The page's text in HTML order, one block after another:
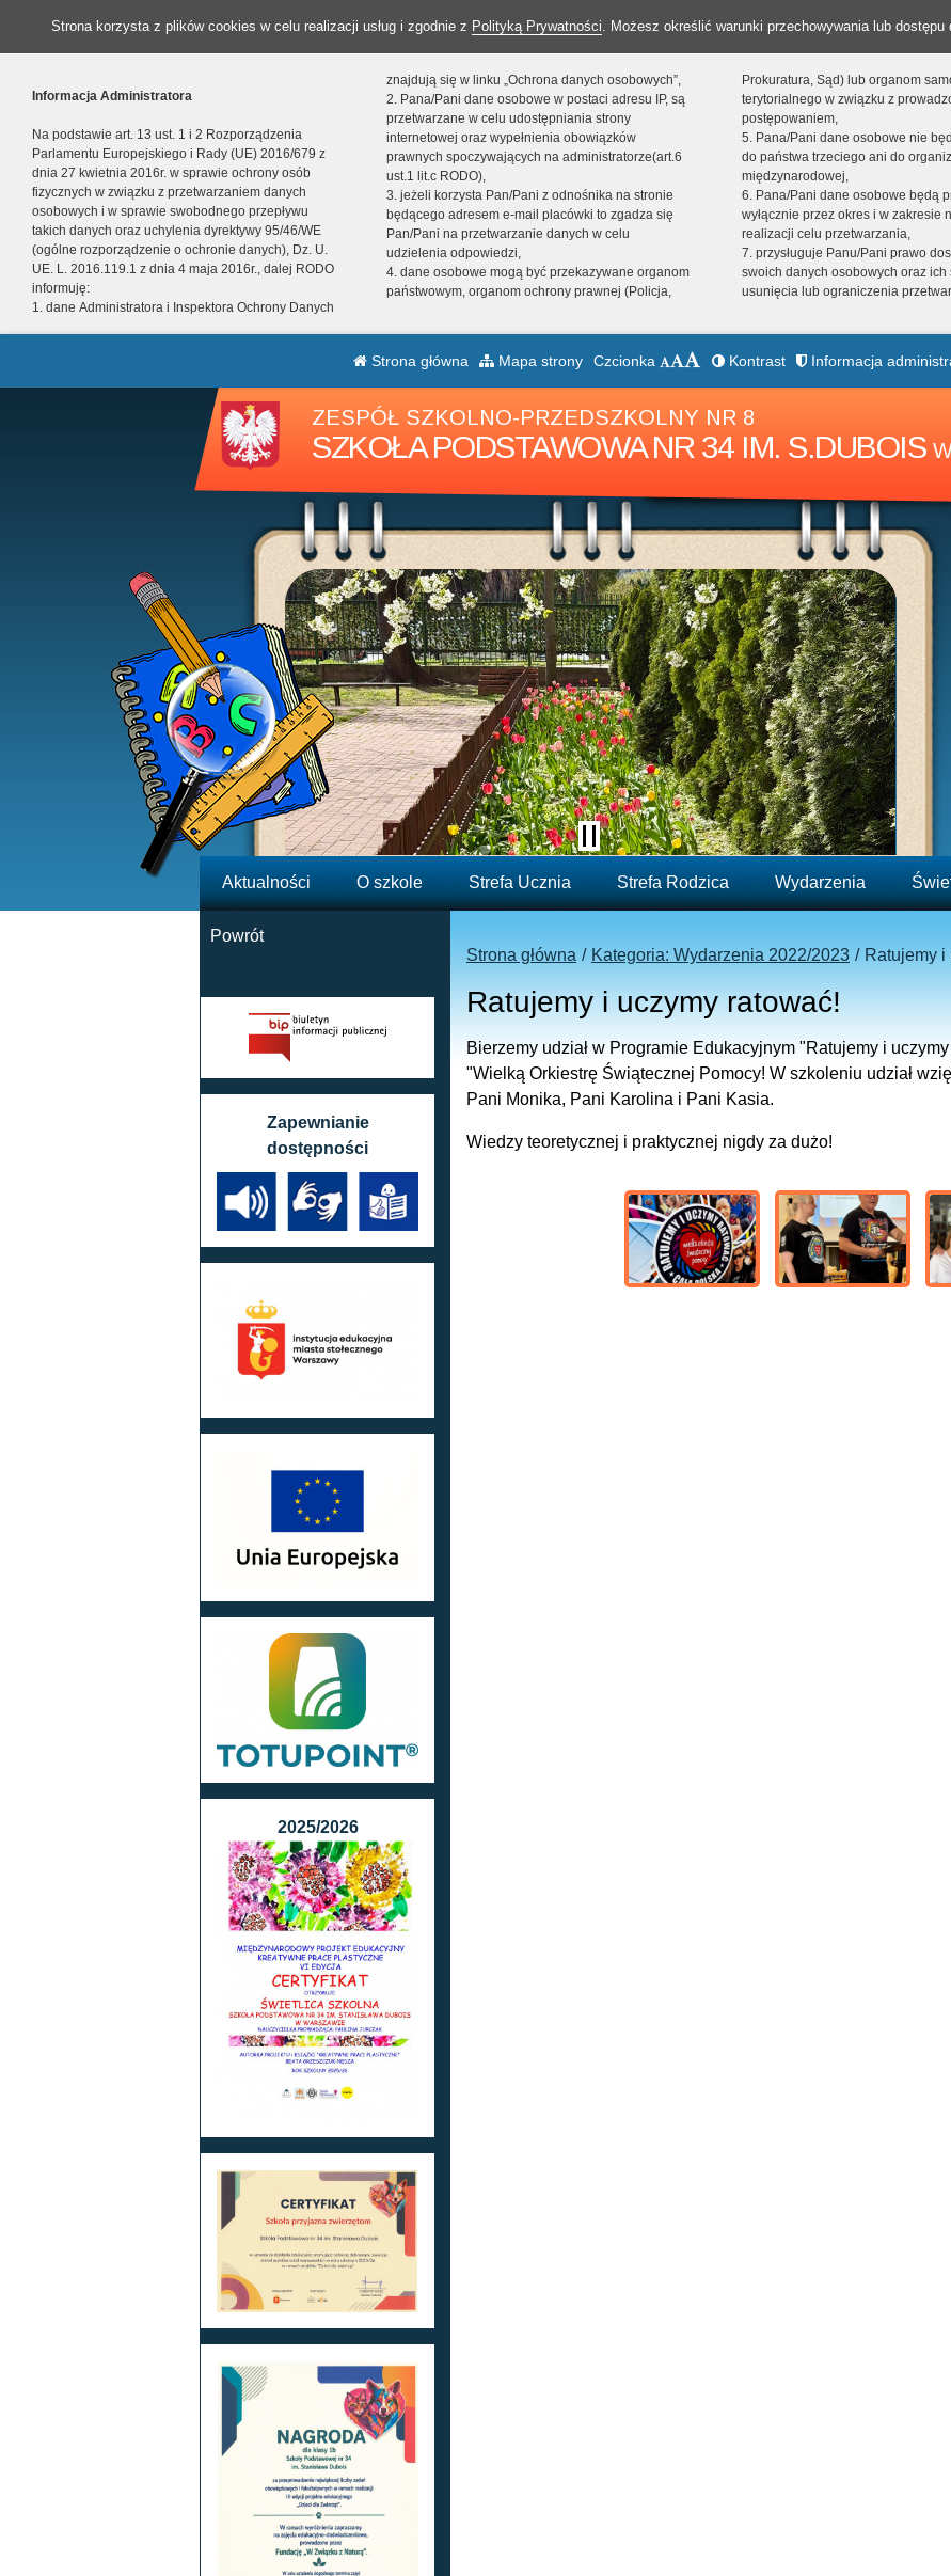
Strona korzysta z plików cookies w celu realizacji usług i zgodnie z Polityką Prywatności. Możesz określić warunki przechowywania lub
Informacja Administratora
Na podstawie art. 13 ust. 1 i 2 Rozporządzenia
Parlamentu Europejskiego i Rady (UE) 2016/679 z
dnia 27 kwietnia 2016r. w sprawie ochrony osób
fizycznych w związku z przetwarzaniem danych
osobowych i w sprawie swobodnego przepływu
takich danych oraz uchylenia dyrektywy 95/46/WE
(ogólne rozporządzenie o ochronie danych), Dz. U.
UE. L. 2016.119.1 z dnia 4 maja 2016r., dalej RODO
informuję:
1. dane Administratora i Inspektora Ochrony Danych
znajdują się w linku „Ochrona danych osobowych”,
2. Pana/Pani dane osobowe w postaci adresu IP, są
przetwarzane w celu udostępniania strony
internetowej oraz wypełnienia obowiązków
prawnych spoczywających na administratorze(art.6
ust.1 lit.c RODO),
3. jeżeli korzysta Pan/Pani z odnośnika na stronie
będącego adresem e-mail placówki to zgadza się
Pan/Pani na przetwarzanie danych w celu
udzielenia odpowiedzi,
4. dane osobowe mogą być przekazywane organom
państwowym, organom ochrony prawnej (Policja,
Prokuratura, Sąd) lub organom
terytorialnego w związku z
postępowaniem,
5. Pana/Pani dane osobowe nie
do państwa trzeciego ani do
międzynarodowej,
6. Pana/Pani dane osobowe będą
wyłącznie przez okres i w zakresie
realizacji celu przetwarzania,
7. przysługuje Panu/Pani prawo
swoich danych osobowych oraz ich
usunięcia lub ograniczenia
Strona główna Mapa strony Czcionka Kontrast Informacja
ZESPÓŁ SZKOLNO-PRZEDSZKOLNY NR 8
SZKOŁA PODSTAWOWA NR 34 IM. S.DUBOIS
Aktualności O szkole Strefa Ucznia Strefa Rodzica Wydarzenia
Strona główna Kategoria: Wydarzenia 2022/2023 Ratujemy i
Ratujemy i uczymy ratować!
Bierzemy udział w Programie Edukacyjnym "Ratujemy i
"Wielką Orkiestrę Świątecznej Pomocy! W szkoleniu udział
Pani Monika, Pani Karolina i Pani Kasia.
Wiedzy teoretycznej i praktycznej nigdy za dużo!
Powrót
Zapewnianie
dostępności
2025/2026